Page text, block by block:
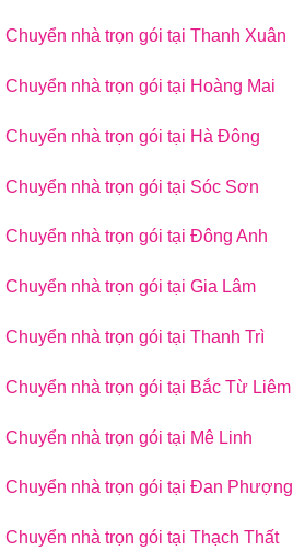
Chuyển nhà trọn gói tại Thanh Xuân
Chuyển nhà trọn gói tại Hoàng Mai
Chuyển nhà trọn gói tại Hà Đông
Chuyển nhà trọn gói tại Sóc Sơn
Chuyển nhà trọn gói tại Đông Anh
Chuyển nhà trọn gói tại Gia Lâm
Chuyển nhà trọn gói tại Thanh Trì
Chuyển nhà trọn gói tại Bắc Từ Liêm
Chuyển nhà trọn gói tại Mê Linh
Chuyển nhà trọn gói tại Đan Phượng
Chuyển nhà trọn gói tại Thạch Thất